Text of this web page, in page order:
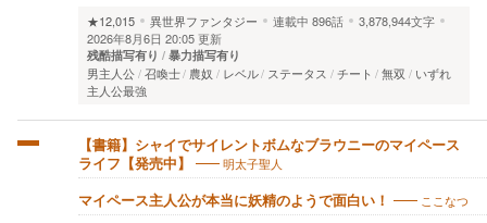
★12,015
異世界ファンタジー 連載中 896話
3,878,944文字
2026年8月6日 20:05 更新
残酷描写有り 暴力描写有り
男主人公 召喚士 農奴 レベル ステータス チート 無双
いずれ
主人公最強
【書籍】シャイでサイレントボムなブラウニーのマイペース
ライフ【発売中】
明太子聖人
マイペース主人公が本当に妖精のようで面白い！ ここなつ